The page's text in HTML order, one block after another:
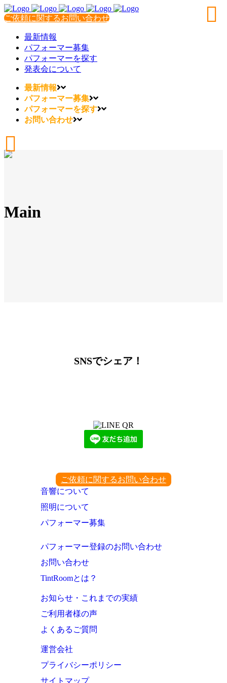
ご依頼に関するお問い合わせ
最新情報
パフォーマー募集
パフォーマーを探す
発表会について
最新情報
パフォーマー募集
パフォーマーを探す
お問い合わせ
Main
SNSでシェア！
ご依頼に関するお問い合わせ
音響について
照明について
パフォーマー募集
パフォーマー登録のお問い合わせ
お問い合わせ
TintRoomとは？
お知らせ・これまでの実績
ご利用者様の声
よくあるご質問
運営会社
プライバシーポリシー
サイトマップ